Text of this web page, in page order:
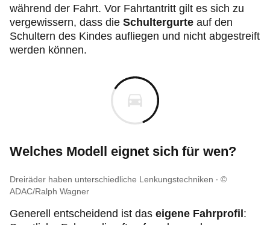
während der Fahrt. Vor Fahrtantritt gilt es sich zu
vergewissern, dass die Schultergurte auf den
Schultern des Kindes aufliegen und nicht abgestreift
werden können.
Welches Modell eignet sich für wen?
Dreiräder haben unterschiedliche Lenkungstechniken
©
ADAC/Ralph Wagner
Generell entscheidend ist das eigene Fahrprofil :